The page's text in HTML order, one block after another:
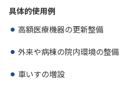
具体的使用例
高額医療機器の更新整備
外来や病棟の院内環境の整備
車いすの増設